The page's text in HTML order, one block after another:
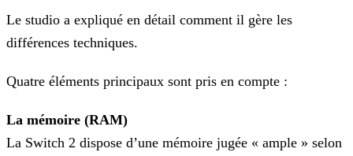
Le studio a expliqué en détail comment il gère les
différences techniques.
Quatre éléments principaux sont pris en compte :
La mémoire (RAM)
La Switch 2 dispose d’une mémoire jugée « ample » selon